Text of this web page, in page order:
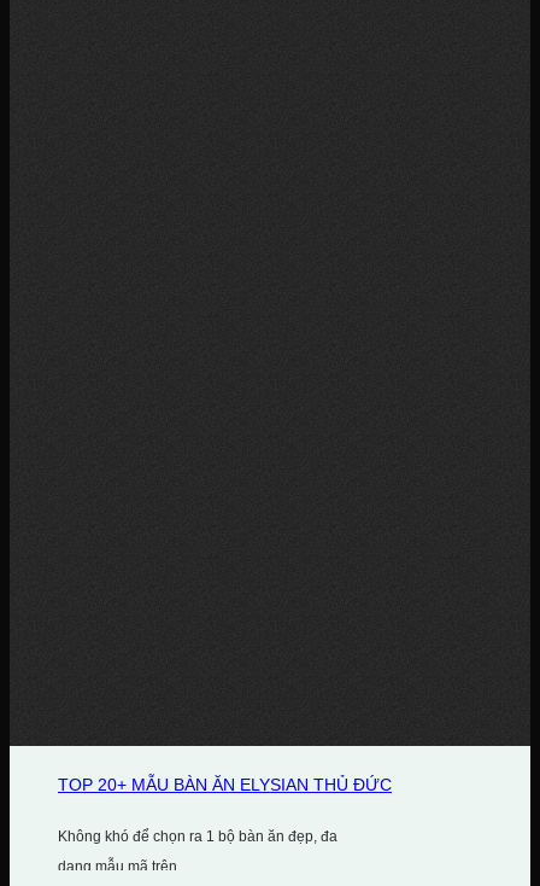
TOP 20+ MẪU BÀN ĂN ELYSIAN THỦ ĐỨC
Không khó để chọn ra 1 bộ bàn ăn đẹp, đa
dạng mẫu mã trên...